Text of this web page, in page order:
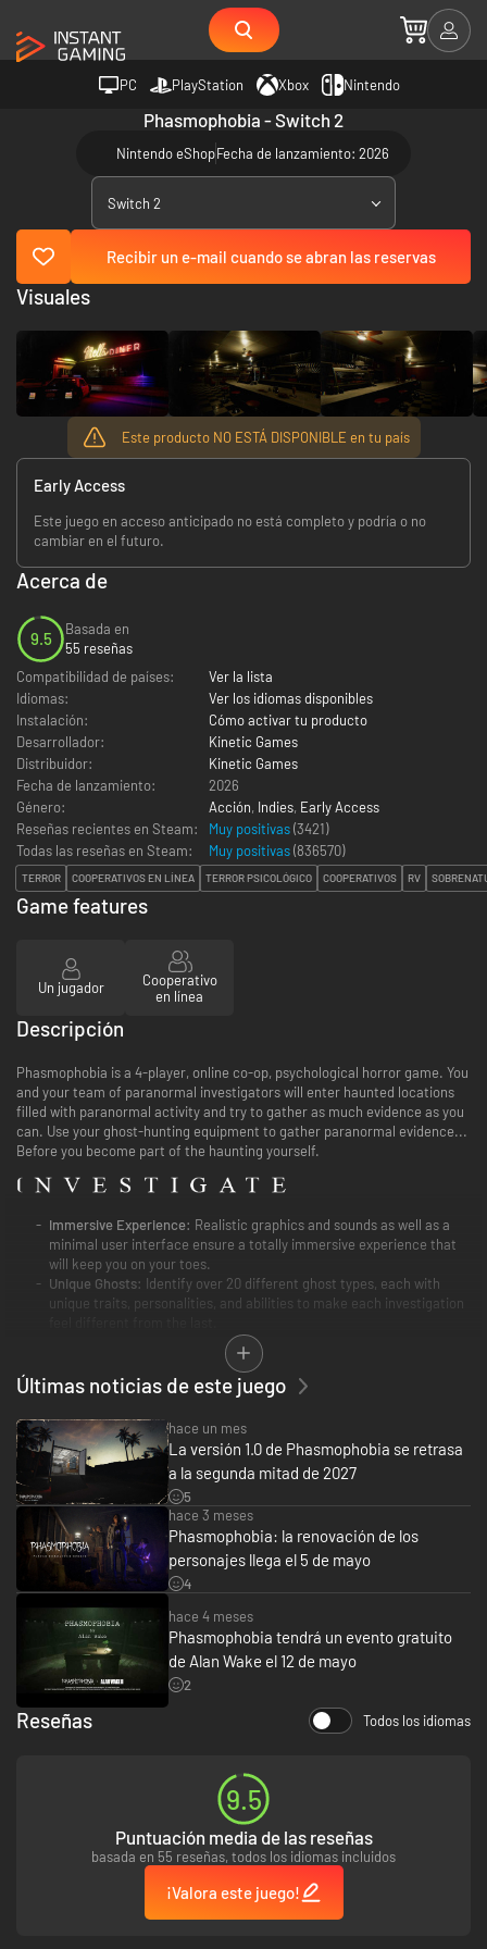
PC PlayStation Xbox Nintendo
Phasmophobia - Switch 2
Nintendo eShopFecha de lanzamiento: 2026
Switch 2
Recibir un e-mail cuando se abran las reservas
Este producto NO ESTÁ DISPONIBLE en tu país
Early Access
Este juego en acceso anticipado no está completo y podría o no
cambiar en el futuro.
Acerca de
9.5
Basada en
55 reseñas
Compatibilidad de países:
Ver la lista
Idiomas:
Ver los idiomas disponibles
Instalación:
Cómo activar tu producto
Desarrollador:
Kinetic Games
Distribuidor:
Kinetic Games
Fecha de lanzamiento:
2026
Género:
Acción, Indies, Early Access
Reseñas recientes en Steam:
Muy positivas(3421)
Todas las reseñas en Steam:
Muy positivas(836570)
TERROR COOPERATIVOS EN LÍNEA TERROR PSICOLÓGICO COOPERATIVOS RV
Visuales
Game features
Un jugador
Cooperativo
en línea
Descripción
Phasmophobia is a 4-player, online co-op, psychological horror game. You
and your team of paranormal investigators will enter haunted locations
filled with paranormal activity and try to gather as much evidence as you
can. Use your ghost-hunting equipment to gather paranormal evidence...
Before you become part of the haunting yourself.
Immersive Experience: Realistic graphics and sounds as well as a
minimal user interface ensure a totally immersive experience that
will keep you on your toes.
Unique Ghosts: Identify over 20 different ghost types, each with
unique traits, personalities, and abilities to make each investigation
Use well-known ghost-hunting equipment such as EMF
Readers, Spirit Boxes, Thermometers, and Night Vision Cameras to
find clues and gather as much paranormal evidence as you can. Find
Cursed Possessions that grant information or abilities in exchange
for your sanity.
Full Voice Recognition:
The Ghosts are listening! Use your actual
voice to interact with the Ghosts through Ouija Boards and EVP
Sessions using a Spirit Box.
Locations:Choose from over 10 different haunted locations, each
with unique twists, hiding spots, and layouts.
With 5 default difficulties and hand crafted weekly
challenges, there are plenty of ways to test your skills.
Últimas noticias de este juego
hace un mes
La versión 1.0 de Phasmophobia se retrasa
a la segunda mitad de 2027
5
hace 3 meses
Phasmophobia: la renovación de los
personajes llega el 5 de mayo
4
hace 4 meses
Phasmophobia tendrá un evento gratuito
de Alan Wake el 12 de mayo
2
Reseñas Todos los idiomas
9.5
Puntuación media de las reseñas
basada en 55 reseñas, todos los idiomas incluidos
¡Valora este juego!